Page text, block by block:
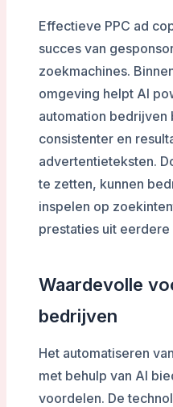
Effectieve PPC ad
succes van
zoekmachines.
omgeving helpt AI
automation bedrijven
consistenter en
advertentieteksten.
te zetten, kunnen
inspelen op
prestaties uit eerdere
Waardevolle
bedrijven
Het automatiseren
met behulp van AI
voordelen. De